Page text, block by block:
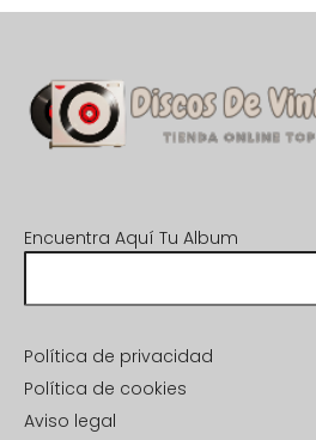
Encuentra Aquí Tu Album
Política de privacidad
Política de cookies
Aviso legal